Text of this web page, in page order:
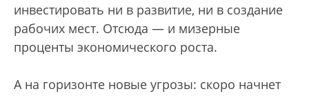
инвестировать ни в развитие, ни в создание
рабочих мест. Отсюда — и мизерные
проценты экономического роста.
А на горизонте новые угрозы: скоро начнет